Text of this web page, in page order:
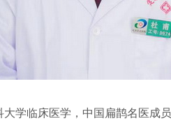
学临床医学，中国扁鹊名医成员